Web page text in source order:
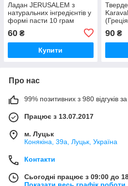
Ладан JERUSALEM з
натуральних інгредієнтів у
формі пасти 10 грам
60 ₴
Купити
90₴
Про нас
99% позитивних з 980 відгуків за
Працює з 13.07.2017
м. Луцьк
Конякіна, 39а, Луцьк, Україна
Контакти
Сьогодні працює з 09:00 до